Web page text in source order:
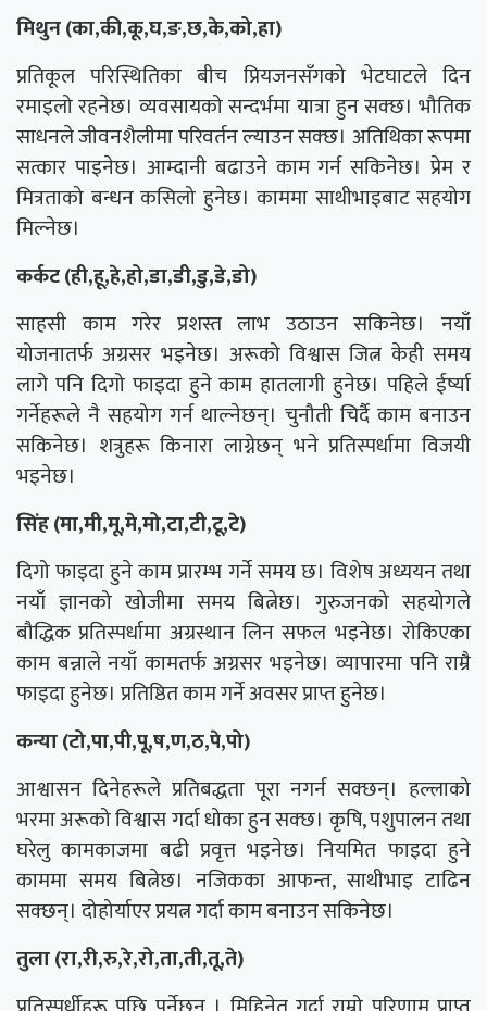
मिथुन (का,की,कू,घ,ङ,छ,के,को,हा)
प्रतिकूल परिस्थितिका बीच प्रियजनसँगको भेटघाटले दिन
रमाइलो रहनेछ। व्यवसायको सन्दर्भमा यात्रा हुन सक्छ। भौतिक
साधनले जीवनशैलीमा परिवर्तन ल्याउन सक्छ। अतिथिका रूपमा
सत्कार पाइनेछ। आम्दानी बढाउने काम गर्न सकिनेछ। प्रेम र
मित्रताको बन्धन कसिलो हुनेछ। काममा साथीभाइबाट सहयोग
मिल्नेछ।
कर्कट (ही,हू,हे,हो,डा,डी,डु,डे,डो)
साहसी काम गरेर प्रशस्त लाभ उठाउन सकिनेछ। नयाँ
योजनातर्फ अग्रसर भइनेछ। अरूको विश्वास जित्न केही समय
लागे पनि दिगो फाइदा हुने काम हातलागी हुनेछ। पहिले ईर्ष्या
गर्नेहरूले नै सहयोग गर्न थाल्नेछन्। चुनौती चिर्दै काम बनाउन
सकिनेछ। शत्रुहरू किनारा लाग्नेछन् भने प्रतिस्पर्धामा विजयी
भइनेछ।
सिंह (मा,मी,मू,मे,मो,टा,टी,टू,टे)
दिगो फाइदा हुने काम प्रारम्भ गर्ने समय छ। विशेष अध्ययन तथा
नयाँ ज्ञानको खोजीमा समय बित्नेछ। गुरुजनको सहयोगले
बौद्धिक प्रतिस्पर्धामा अग्रस्थान लिन सफल भइनेछ। रोकिएका
काम बन्नाले नयाँ कामतर्फ अग्रसर भइनेछ। व्यापारमा पनि राम्रै
फाइदा हुनेछ। प्रतिष्ठित काम गर्ने अवसर प्राप्त हुनेछ।
कन्या (टो,पा,पी,पू,ष,ण,ठ,पे,पो)
आश्वासन दिनेहरूले प्रतिबद्धता पूरा नगर्न सक्छन्। हल्लाको
भरमा अरूको विश्वास गर्दा धोका हुन सक्छ। कृषि, पशुपालन तथा
घरेलु कामकाजमा बढी प्रवृत्त भइनेछ। नियमित फाइदा हुने
काममा समय बित्नेछ। नजिकका आफन्त, साथीभाइ टाढिन
सक्छन्। दोहोर्याएर प्रयत्न गर्दा काम बनाउन सकिनेछ।
तुला (रा,री,रु,रे,रो,ता,ती,तू,ते)